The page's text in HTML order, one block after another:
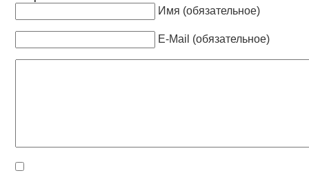
Имя (обязательное)
E-Mail (обязательное)